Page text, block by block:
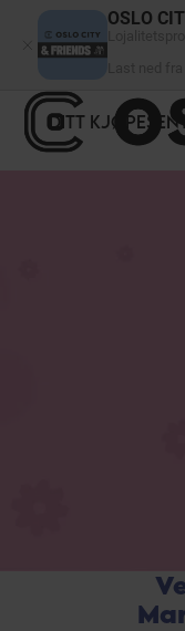
OSLO
DITT
Panel for